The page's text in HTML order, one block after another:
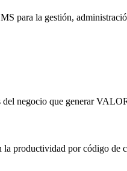
para la gestión,
negocio que generar
la productividad por código de